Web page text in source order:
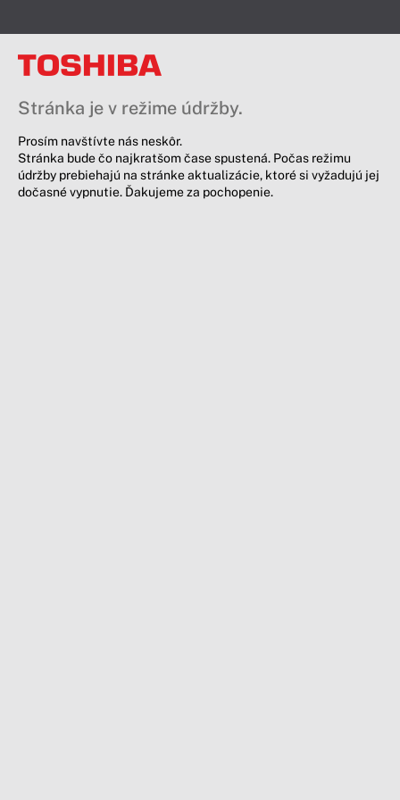
Stránka je v režime údržby.
Prosím navštívte nás neskôr.
Stránka bude čo najkratšom čase spustená. Počas režimu
údržby prebiehajú na stránke aktualizácie, ktoré si vyžadujú jej
dočasné vypnutie. Ďakujeme za pochopenie.